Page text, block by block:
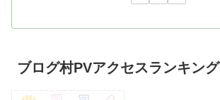
ブログ村PVアクセスランキング